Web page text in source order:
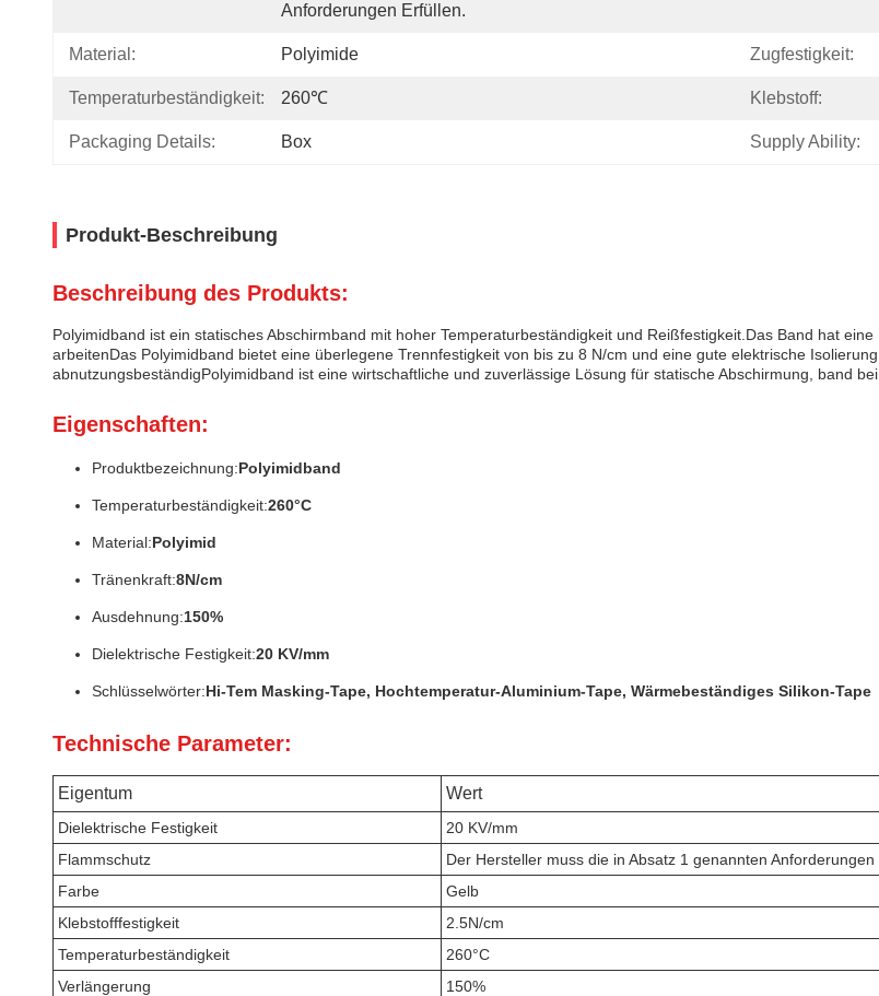
Anforderungen Erfüllen.
Material: Polyimide Zugfestigkeit:
Temperaturbeständigkeit: 260℃ Klebstoff:
Packaging Details: Box Supply Ability:
Produkt-Beschreibung
Beschreibung des Produkts:
Polyimidband ist ein statisches Abschirmband mit hoher Temperaturbeständigkeit und Reißfestigkeit.Das Band hat
arbeitenDas Polyimidband bietet eine überlegene Trennfestigkeit von bis zu 8 N/cm und eine gute elektrische
abnutzungsbeständigPolyimidband ist eine wirtschaftliche und zuverlässige Lösung für statische Abschirmung, band
Eigenschaften:
Produktbezeichnung:Polyimidband
Temperaturbeständigkeit:260°C
Material:Polyimid
Tränenkraft:8N/cm
Ausdehnung:150%
Dielektrische Festigkeit:20 KV/mm
Schlüsselwörter:Hi-Tem Masking-Tape, Hochtemperatur-Aluminium-Tape, Wärmebeständiges Silikon-Tape
Technische Parameter:
Eigentum Wert
Dielektrische Festigkeit
20 KV/mm
Flammschutz
Der Hersteller muss die in Absatz 1 genannten Anforderungen
Farbe
Gelb
Klebstofffestigkeit
2.5N/cm
Temperaturbeständigkeit
260°C
Verlängerung
150%